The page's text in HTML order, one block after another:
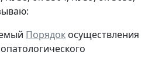
Порядок осуществления